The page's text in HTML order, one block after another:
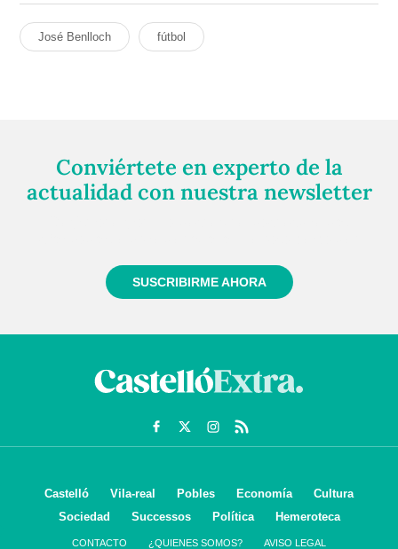
José Benlloch fútbol
Conviértete en experto de la
actualidad con nuestra newsletter
SUSCRIBIRME AHORA
Castelló Vila-real Pobles Economía
Cultura
Sociedad
Successos Política Hemeroteca
CONTACTO ¿QUIENES SOMOS? AVISO LEGAL